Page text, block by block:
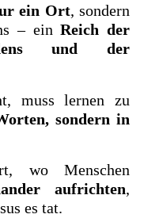
ein Ort, sondern
– einReich der
und der
muss lernen zu
sondern in
wo Menschen
aufrichten,
es tat.